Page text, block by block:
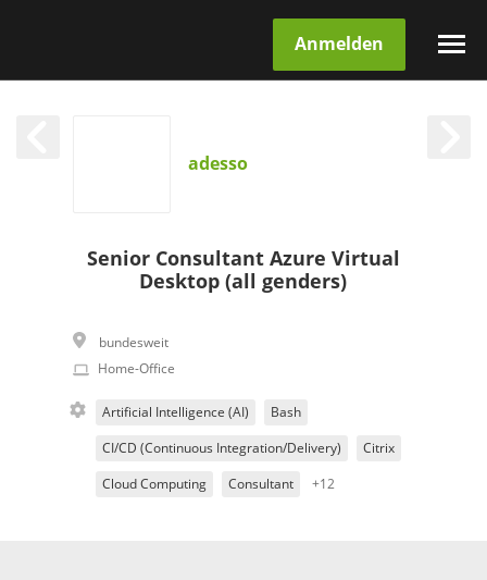
Anmelden
adesso
Senior Consultant Azure Virtual
Desktop (all genders)
bundesweit
Home-Office
Artificial Intelligence (AI) Bash
CI/CD (Continuous Integration/Delivery) Citrix
Cloud Computing Consultant +12